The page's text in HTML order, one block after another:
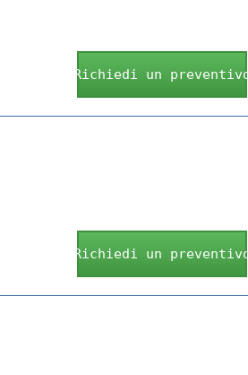
Richiedi un preventivo
Richiedi un preventivo